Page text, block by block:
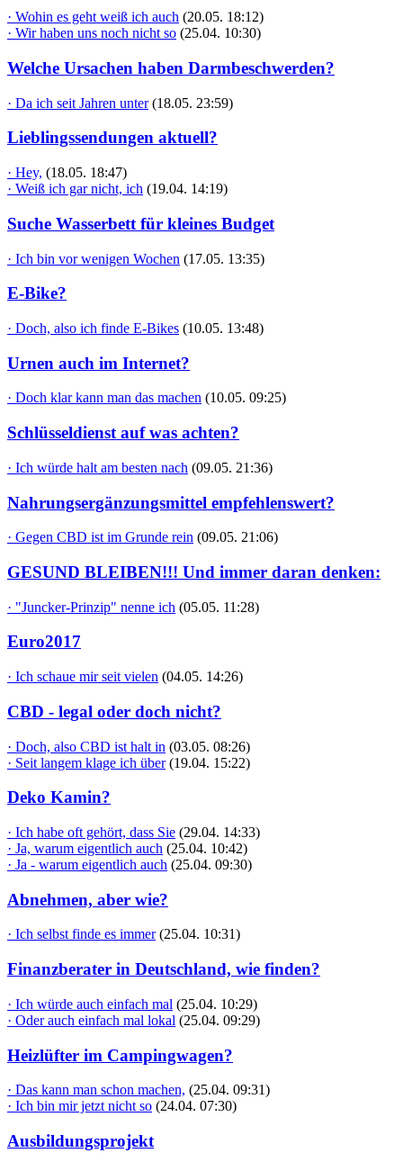
· Wohin es geht weiß ich auch (20.05. 18:12)
· Wir haben uns noch nicht so (25.04. 10:30)
Welche Ursachen haben Darmbeschwerden?
· Da ich seit Jahren unter (18.05. 23:59)
Lieblingssendungen aktuell?
· Hey, (18.05. 18:47)
· Weiß ich gar nicht, ich (19.04. 14:19)
Suche Wasserbett für kleines Budget
· Ich bin vor wenigen Wochen (17.05. 13:35)
E-Bike?
· Doch, also ich finde E-Bikes (10.05. 13:48)
Urnen auch im Internet?
· Doch klar kann man das machen (10.05. 09:25)
Schlüsseldienst auf was achten?
· Ich würde halt am besten nach (09.05. 21:36)
Nahrungsergänzungsmittel empfehlenswert?
· Gegen CBD ist im Grunde rein (09.05. 21:06)
GESUND BLEIBEN!!! Und immer daran denken:
· "Juncker-Prinzip" nenne ich (05.05. 11:28)
Euro2017
· Ich schaue mir seit vielen (04.05. 14:26)
CBD - legal oder doch nicht?
· Doch, also CBD ist halt in (03.05. 08:26)
· Seit langem klage ich über (19.04. 15:22)
Deko Kamin?
· Ich habe oft gehört, dass Sie (29.04. 14:33)
· Ja, warum eigentlich auch (25.04. 10:42)
· Ja - warum eigentlich auch (25.04. 09:30)
Abnehmen, aber wie?
· Ich selbst finde es immer (25.04. 10:31)
Finanzberater in Deutschland, wie finden?
· Ich würde auch einfach mal (25.04. 10:29)
· Oder auch einfach mal lokal (25.04. 09:29)
Heizlüfter im Campingwagen?
· Das kann man schon machen, (25.04. 09:31)
· Ich bin mir jetzt nicht so (24.04. 07:30)
Ausbildungsprojekt